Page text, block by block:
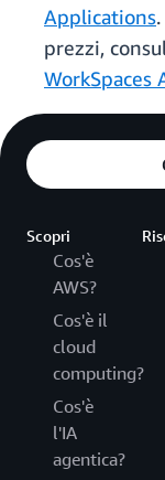
Applications
prezzi,
WorkSpaces
Scopri
Cos'è
AWS?
Cos'è il
cloud
computing?
Cos'è
l'IA
agentica?